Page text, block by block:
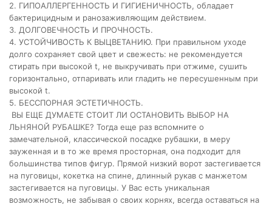
2. ГИПОАЛЛЕРГЕННОСТЬ И ГИГИЕНИЧНОСТЬ, обладает
бактерицидным и ранозаживляющим действием.
3. ДОЛГОВЕЧНОСТЬ И ПРОЧНОСТЬ.
4. УСТОЙЧИВОСТЬ К ВЫЦВЕТАНИЮ. При правильном уходе
долго сохраняет свой цвет и свежесть: не рекомендуется
стирать при высокой t, не выкручивать при отжиме, сушить
горизонтально, отпаривать или гладить не пересушенным при
высокой t.
5. БЕССПОРНАЯ ЭСТЕТИЧНОСТЬ.
ВЫ ЕЩЕ ДУМАЕТЕ СТОИТ ЛИ ОСТАНОВИТЬ ВЫБОР НА
ЛЬНЯНОЙ РУБАШКЕ? Тогда еще раз вспомните о
замечательной, классической посадке рубашки, в меру
зауженная и в то же время просторная, она подходит для
большинства типов фигур. Прямой низкий ворот застегивается
на пуговицы, кокетка на спине, длинный рукав с манжетом
застегивается на пуговицы. У Вас есть уникальная
возможность, не забывая о своих корнях, всегда оставаться на